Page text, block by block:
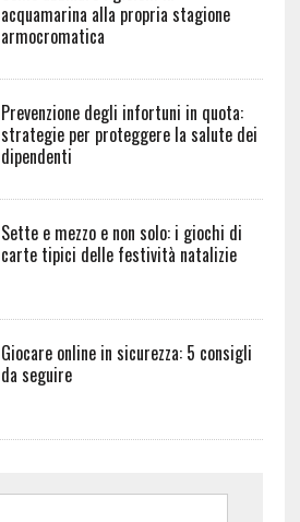
acquamarina alla propria stagione
armocromatica
Prevenzione degli infortuni in quota:
strategie per proteggere la salute dei
dipendenti
Sette e mezzo e non solo: i giochi di
carte tipici delle festività natalizie
Giocare online in sicurezza: 5 consigli
da seguire